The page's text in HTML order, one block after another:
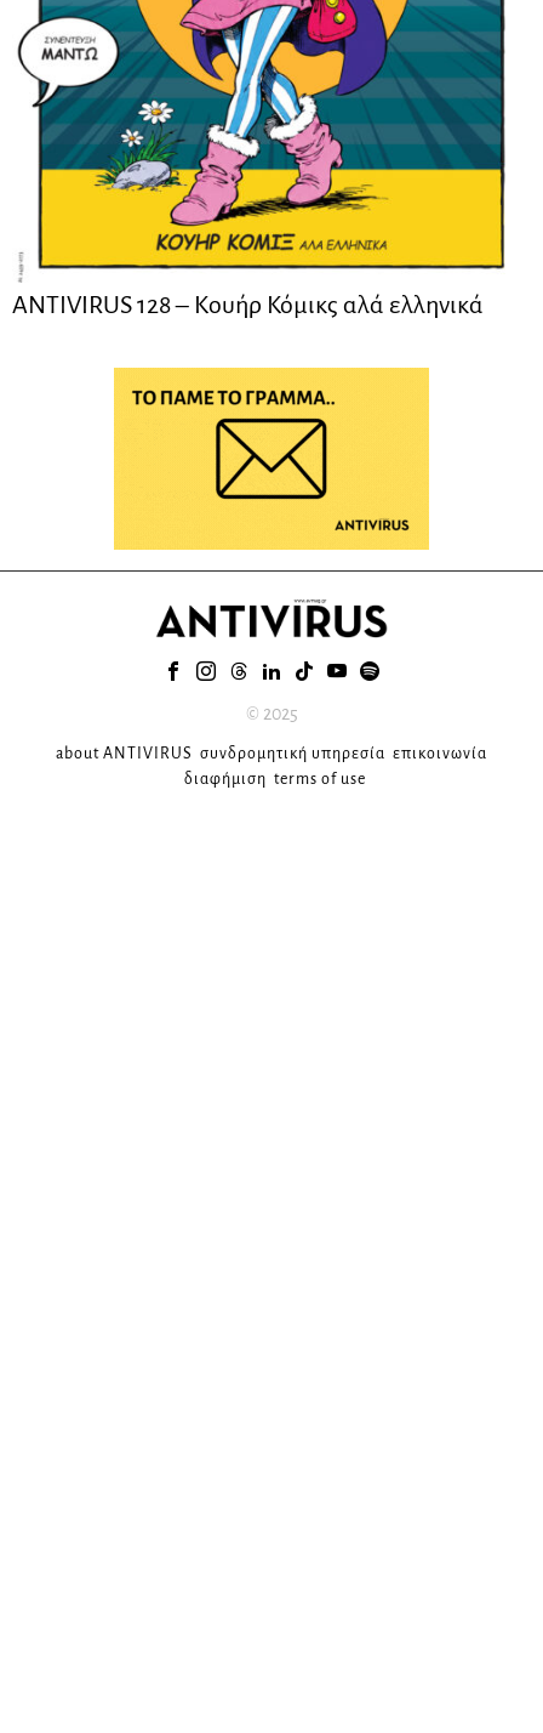
ANTIVIRUS 128 – Kουήρ Κόμικς αλά ελληνικά
© 2025
about ANTIVIRUS συνδρομητική υπηρεσία επικοινωνία
διαφήμιση terms of use